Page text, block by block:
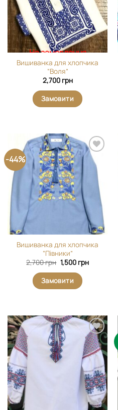
На замовлення
Вишиванка для хлопчика
“Воля”
2,700 грн
Замовити
-44%
Додати
виріб у
вибране
Вишиванка для хлопчика
“Півники”
2,700грн Оригінальна
ціна:
2,700 грн.
1,500 грнПоточна
Замовити
Додати
виріб у
вибране